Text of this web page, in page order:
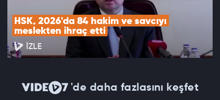
HSK, 2026'da 84 hakim ve savcıyı
meslekten ihraç etti
İZLE
'de daha fazlasını keşfet